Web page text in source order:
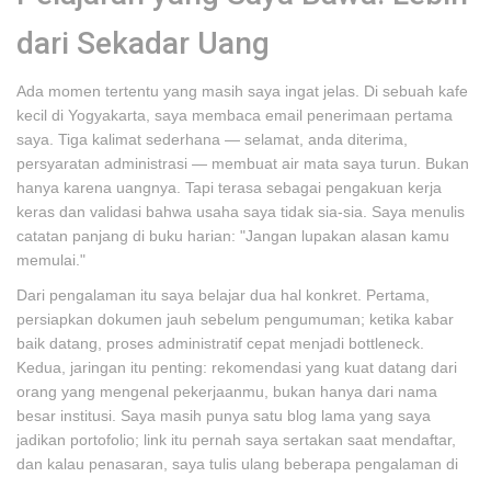
dari Sekadar Uang
Ada momen tertentu yang masih saya ingat jelas. Di sebuah kafe
kecil di Yogyakarta, saya membaca email penerimaan pertama
saya. Tiga kalimat sederhana — selamat, anda diterima,
persyaratan administrasi — membuat air mata saya turun. Bukan
hanya karena uangnya. Tapi terasa sebagai pengakuan kerja
keras dan validasi bahwa usaha saya tidak sia-sia. Saya menulis
catatan panjang di buku harian: "Jangan lupakan alasan kamu
memulai."
Dari pengalaman itu saya belajar dua hal konkret. Pertama,
persiapkan dokumen jauh sebelum pengumuman; ketika kabar
baik datang, proses administratif cepat menjadi bottleneck.
Kedua, jaringan itu penting: rekomendasi yang kuat datang dari
orang yang mengenal pekerjaanmu, bukan hanya dari nama
besar institusi. Saya masih punya satu blog lama yang saya
jadikan portofolio; link itu pernah saya sertakan saat mendaftar,
dan kalau penasaran, saya tulis ulang beberapa pengalaman di